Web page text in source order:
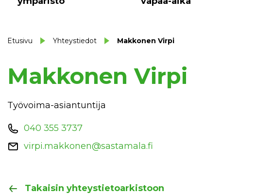
Etusivu Yhteystiedot Makkonen Virpi
Makkonen Virpi
Työvoima-asiantuntija
040 355 3737
virpi.makkonen@sastamala.fi
Takaisin yhteystietoarkistoon